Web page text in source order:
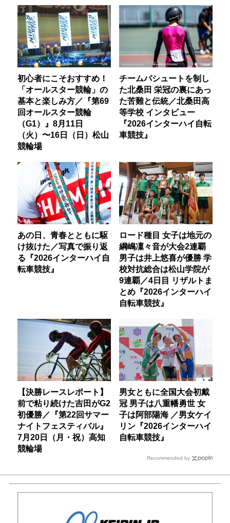
初心者にこそおすすめ！
「オールスター競輪」の
基本と楽しみ方／『第69
回オールスター競輪
（G1）』8月11日
（火）〜16日（日）松山
競輪場
チームパシュートを制し
た北桑田 栄冠の裏にあっ
た苦難と伝統／北桑田高
等学校 インタビュー
『2026インターハイ自転
車競技』
あの日、青春とともに駆
け抜けた／写真で振り返
る『2026インターハイ自
転車競技』
ロード種目 女子は地元の
綱嶋凜々音が大会2連覇
男子は井上悠喜が優勝 学
校対抗総合は松山学院が
9連覇／4日目 リザルトま
とめ『2026インターハイ
自転車競技』
【決勝レースレポート】
前で粘り続けた吉田がG2
初優勝／『第22回サマー
ナイトフェスティバル』
7月20日（月・祝）高知
競輪場
男女ともに全国大会初戴
冠 男子は八重幡勇世 女
子は阿部陽海 ／男女ケイ
リン『2026インターハイ
自転車競技』
Recommended by